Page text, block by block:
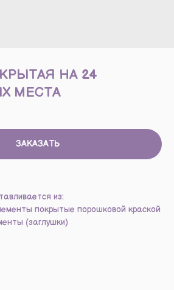
НА 24
МЕСТА
ЗАКАЗАТЬ
из:
покрытые порошковой краской
(заглушки)